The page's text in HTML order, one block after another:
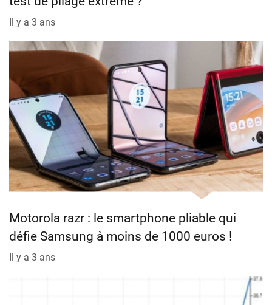
Il y a 3 ans
Motorola razr : le smartphone pliable qui
défie Samsung à moins de 1000 euros !
Il y a 3 ans